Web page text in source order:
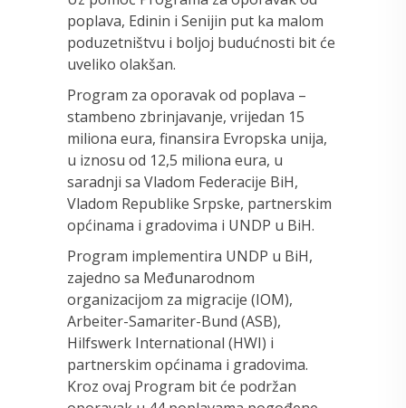
poplava, Edinin i Senijin put ka malom
poduzetništvu i boljoj budućnosti bit će
uveliko olakšan.
Program za oporavak od poplava –
stambeno zbrinjavanje, vrijedan 15
miliona eura, finansira Evropska unija,
u iznosu od 12,5 miliona eura, u
saradnji sa Vladom Federacije BiH,
Vladom Republike Srpske, partnerskim
općinama i gradovima i UNDP u BiH.
Program implementira UNDP u BiH,
zajedno sa Međunarodnom
organizacijom za migracije (IOM),
Arbeiter-Samariter-Bund (ASB),
Hilfswerk International (HWI) i
partnerskim općinama i gradovima.
Kroz ovaj Program bit će podržan